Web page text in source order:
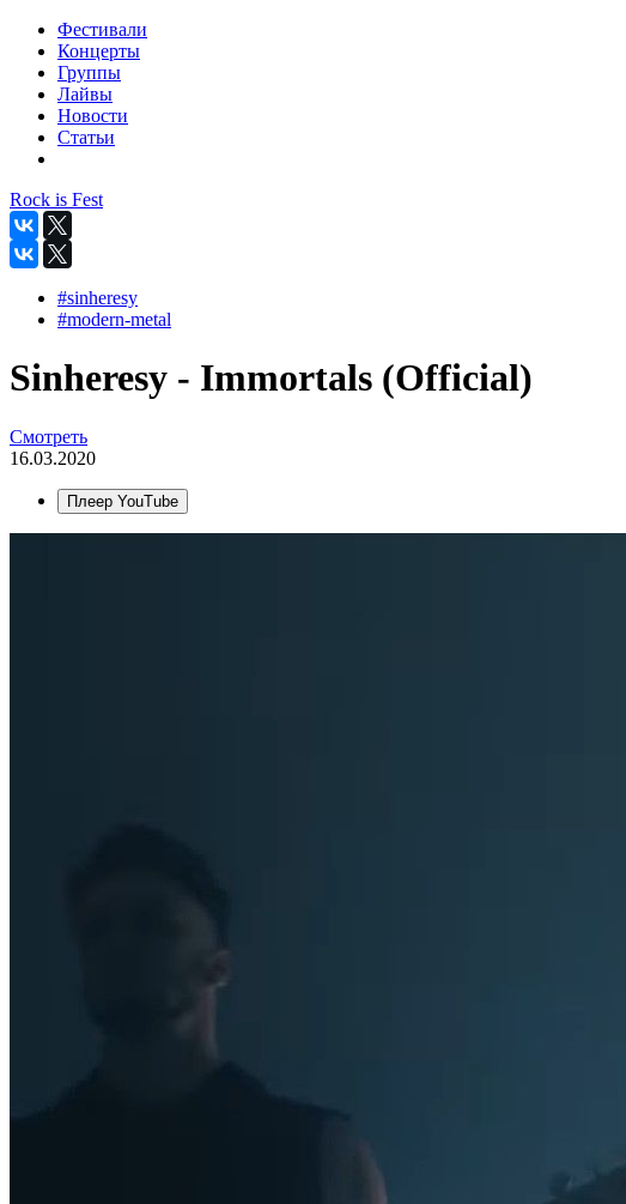
Фестивали
Концерты
Группы
Лайвы
Новости
Статьи
Rock is Fest
#sinheresy
#modern-metal
Sinheresy - Immortals (Official)
Смотреть
16.03.2020
Плеер YouTube